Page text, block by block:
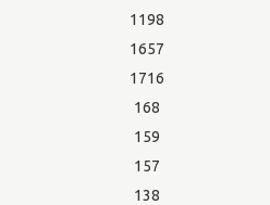
1198
1657
1716
168
159
157
138